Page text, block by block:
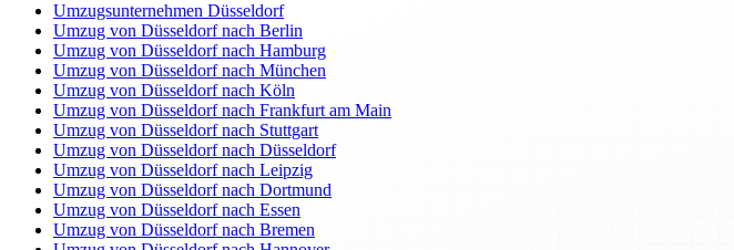
Umzugsunternehmen Düsseldorf
Umzug von Düsseldorf nach Berlin
Umzug von Düsseldorf nach Hamburg
Umzug von Düsseldorf nach München
Umzug von Düsseldorf nach Köln
Umzug von Düsseldorf nach Frankfurt am Main
Umzug von Düsseldorf nach Stuttgart
Umzug von Düsseldorf nach Düsseldorf
Umzug von Düsseldorf nach Leipzig
Umzug von Düsseldorf nach Dortmund
Umzug von Düsseldorf nach Essen
Umzug von Düsseldorf nach Bremen